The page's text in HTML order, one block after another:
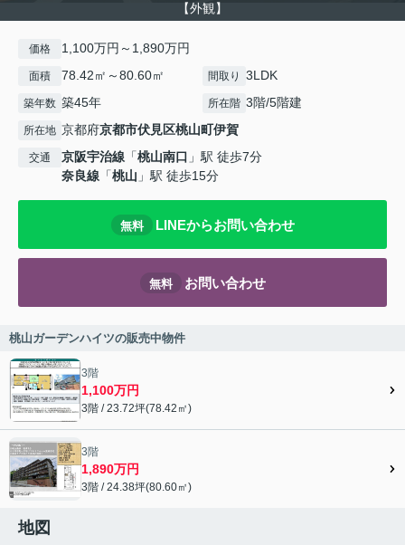
【外観】
価格 1,100万円～1,890万円
面積 78.42㎡～80.60㎡ 間取り 3LDK
築年数 築45年 所在階 3階/5階建
所在地 京都府京都市伏見区桃山町伊賀
交通 京阪宇治線 「桃山南口 」駅 徒歩7分
奈良線 「桃山 」駅 徒歩15分
無料 LINEからお問い合わせ
無料 お問い合わせ
桃山ガーデンハイツの販売中物件
3階
1,100万円
3階 / 23.72坪(78.42㎡)
3階
1,890万円
3階 / 24.38坪(80.60㎡)
地図